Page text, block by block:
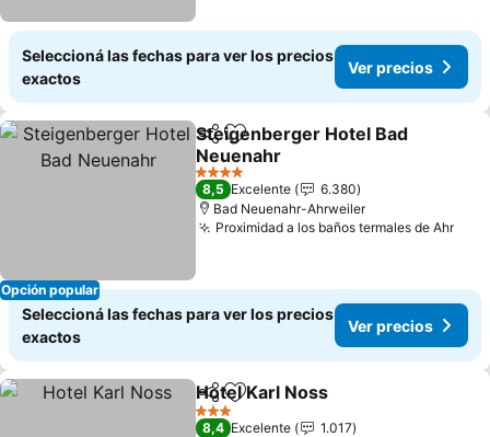
Seleccioná las fechas para ver los precios
exactos
Ver precios
Opción popular
CompartirAñadir a favoritos
Steigenberger Hotel Bad
Neuenahr
Ver precios
4 Estrellas
8,5 Excelente
6.380
Bad Neuenahr-Ahrweiler
Proximidad a los baños termales de AhrVer
Seleccioná las fechas para ver los precios
exactos
Ver precios
CompartirAñadir a favoritos
Hotel Karl Noss
3 Estrellas
8,4 Excelente
1.017